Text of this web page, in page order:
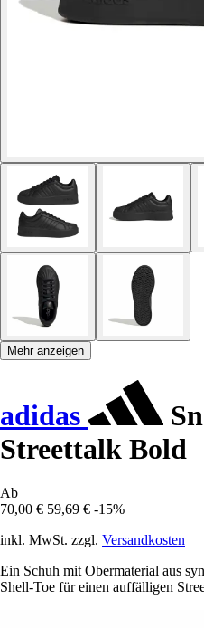
Mehr anzeigen
adidas
Streettalk Bold
Ab
70,00 € 59,69 € -15%
inkl. MwSt. zzgl. Versandkosten
Ein Schuh mit Obermaterial aus
Shell-Toe für einen auffälligen